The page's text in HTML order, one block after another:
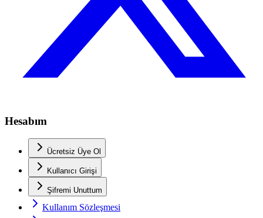
Hesabım
Ücretsiz Üye Ol
Kullanıcı Girişi
Şifremi Unuttum
Kullanım Sözleşmesi